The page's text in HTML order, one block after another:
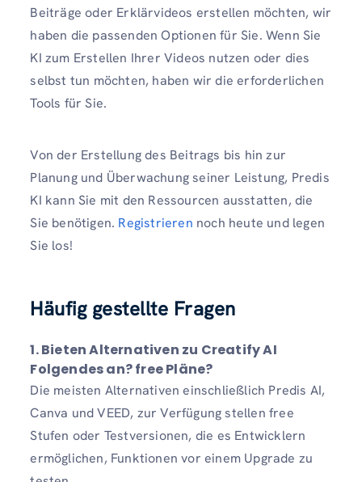
Beiträge oder Erklärvideos erstellen möchten, wir
haben die passenden Optionen für Sie. Wenn Sie
KI zum Erstellen Ihrer Videos nutzen oder dies
selbst tun möchten, haben wir die erforderlichen
Tools für Sie.
Von der Erstellung des Beitrags bis hin zur
Planung und Überwachung seiner Leistung, Predis
KI kann Sie mit den Ressourcen ausstatten, die
Sie benötigen. Registrieren noch heute und legen
Sie los!
Häufig gestellte Fragen
1. Bieten Alternativen zu Creatify AI
Folgendes an? free Pläne?
Die meisten Alternativen einschließlich Predis AI,
Canva und VEED, zur Verfügung stellen free
Stufen oder Testversionen, die es Entwicklern
ermöglichen, Funktionen vor einem Upgrade zu